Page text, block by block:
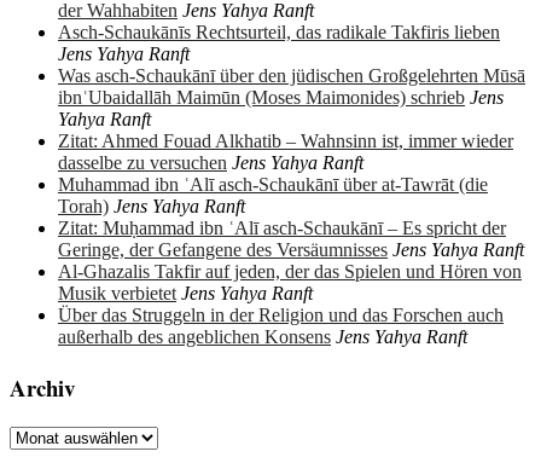
der Wahhabiten Jens Yahya Ranft
Asch-Schaukānīs Rechtsurteil, das radikale Takfiris lieben
Jens Yahya Ranft
Was asch-Schaukānī über den jüdischen Großgelehrten Mūsā
ibnʿUbaidallāh Maimūn (Moses Maimonides) schrieb Jens
Yahya Ranft
Zitat: Ahmed Fouad Alkhatib – Wahnsinn ist, immer wieder
dasselbe zu versuchen Jens Yahya Ranft
Muhammad ibn ʿAlī asch-Schaukānī über at-Tawrāt (die
Torah) Jens Yahya Ranft
Zitat: Muḥammad ibn ʿAlī asch-Schaukānī – Es spricht der
Geringe, der Gefangene des Versäumnisses Jens Yahya Ranft
Al-Ghazalis Takfir auf jeden, der das Spielen und Hören von
Musik verbietet Jens Yahya Ranft
Über das Struggeln in der Religion und das Forschen auch
außerhalb des angeblichen Konsens Jens Yahya Ranft
Archiv
Archiv